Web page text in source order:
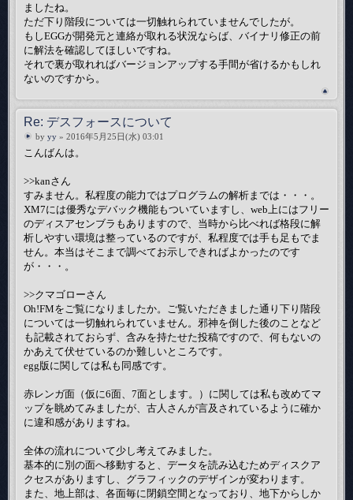
ましたね。
ただ下り階段については一切触れられていませんでしたが。
もしEGGが開発元と連絡が取れる状況ならば、バイナリ修正の前
に解法を確認してほしいですね。
それで裏が取れればバージョンアップする手間が省けるかもしれ
ないのですから。
Re: デスフォースについて
by yy » 2016年5月25日(水) 03:01
こんばんは。
>>kanさん
すみません。私程度の能力ではプログラムの解析までは・・・。
XM7には優秀なデバック機能もついていますし、web上にはフリー
のディスアセンブラもありますので、当時から比べれば格段に解
析しやすい環境は整っているのですが、私程度では手も足もでま
せん。本当はそこまで調べてお示しできればよかったのです
が・・・。
>>クマゴローさん
Oh!FMをご覧になりましたか。ご覧いただきました通り下り階段
については一切触れられていません。邪神を倒した後のことなど
も記載されておらず、含みを持たせた投稿ですので、何もないの
かあえて伏せているのか難しいところです。
egg版に関しては私も同感です。
赤レンガ面（仮に6面、7面とします。）に関しては私も改めてマ
ップを眺めてみましたが、古人さんが言及されているように確か
に違和感がありますね。
全体の流れについて少し考えてみました。
基本的に別の面へ移動すると、データを読み込むためディスクア
クセスがありますし、グラフィックのデザインが変わります。
また、地上部は、各面毎に閉鎖空間となっており、地下からしか